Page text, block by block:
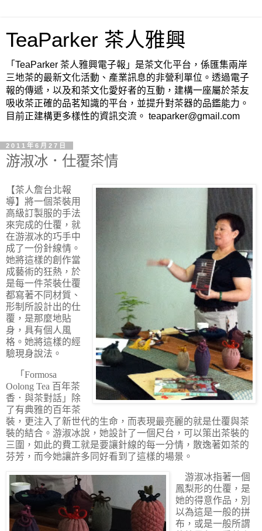
TeaParker 茶人雅興
「TeaParker 茶人雅興電子報」是茶文化平台，係匯集兩岸
三地茶的最新文化活動、產業訊息的非營利單位。透過電子
報的傳遞，以及和茶文化愛好者的互動，建構一座屬於茶友
吸收茶正確的品茗知識的平台，並提升對茶器的品鑑能力。
目前正建構更多樣性的資訊交流。 teaparker@gmail.com
2011年6月27日
游淑冰．仕覆茶情
【茶人詹台北報
導】 將一個茶裝用
高級訂製服的手法
來完成的仕覆，就
在游淑冰的巧手中
成了一份針線情。
她將這樣的創作當
成藝術的狂熱，於
是每一件茶裝仕覆
都寫著不同材質、
形制所設計出的仕
覆，是那麼地貼
身，具有個人風
格。她將這樣的經
驗現身說法。
「Formosa
Oolong Tea 百年茶
香．與茶對話」除
了有典雅的百年茶
裝，更注入了新世代的生命，而表現最亮麗的就是仕覆與茶
裝的結合。游淑冰說，她設計了一個尺台，可以策出茶裝的
三圍，如此的費工就是要讓針線的每一分情，散逸著如茶的
芬芳，而今她讓許多同好看到了這樣的場景。
游淑冰指著一個
鳳梨形的仕覆，是
她的得意作品，別
以為這是一般的拼
布，或是一般所謂